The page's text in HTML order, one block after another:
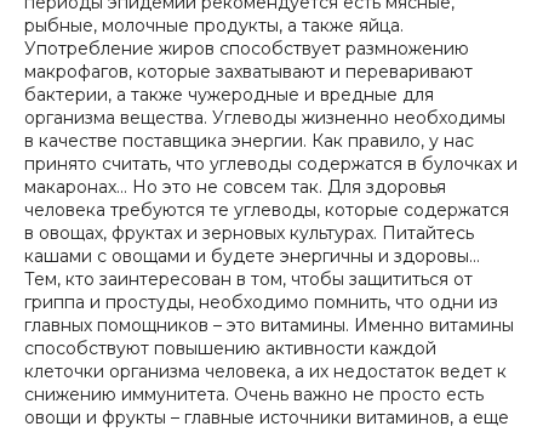
рыбные, молочные продукты, а также яйца.
Употребление жиров способствует размножению
макрофагов, которые захватывают и переваривают
бактерии, а также чужеродные и вредные для
организма вещества. Углеводы жизненно необходимы
в качестве поставщика энергии. Как правило, у нас
принято считать, что углеводы содержатся в булочках и
макаронах… Но это не совсем так. Для здоровья
человека требуются те углеводы, которые содержатся
в овощах, фруктах и зерновых культурах. Питайтесь
кашами с овощами и будете энергичны и здоровы…
Тем, кто заинтересован в том, чтобы защититься от
гриппа и простуды, необходимо помнить, что одни из
главных помощников – это витамины. Именно витамины
способствуют повышению активности каждой
клеточки организма человека, а их недостаток ведет к
снижению иммунитета. Очень важно не просто есть
овощи и фрукты – главные источники витаминов, а еще